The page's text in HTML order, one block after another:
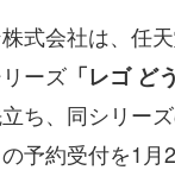
式会社は、任
ーズ 「レゴ ど
ち、同シリー
の予約受付を1月